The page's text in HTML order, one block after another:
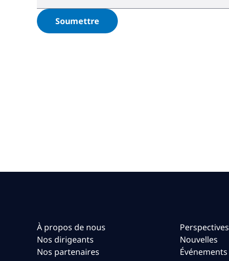
Soumettre
À propos de nous
Nos dirigeants
Nos partenaires
Perspectives
Nouvelles
Événements